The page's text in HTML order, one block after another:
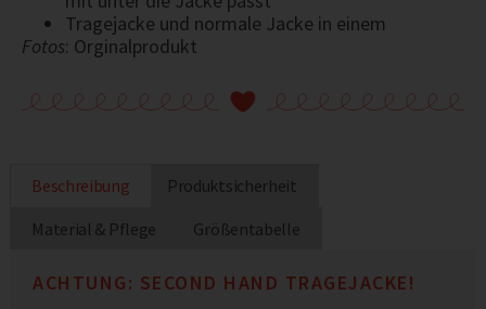
Tragejacke und normale Jacke in einem
Fotos: Orginalprodukt
Beschreibung
Produktsicherheit
Material & Pflege
Größentabelle
ACHTUNG: SECOND HAND TRAGEJACKE!